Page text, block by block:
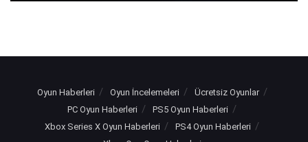
Oyun Haberleri Oyun İncelemeleri
Ücretsiz Oyunlar
PC Oyun Haberleri
PS5 Oyun Haberleri
Xbox Series X Oyun Haberleri
PS4 Oyun Haberleri